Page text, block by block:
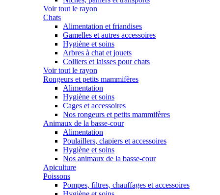
Voir tout le rayon
Chats
Alimentation et friandises
Gamelles et autres accessoires
Hygiène et soins
Arbres à chat et jouets
Colliers et laisses pour chats
Voir tout le rayon
Rongeurs et petits mammifères
Alimentation
Hygiène et soins
Cages et accessoires
Nos rongeurs et petits mammifères
Animaux de la basse-cour
Alimentation
Poulaillers, clapiers et accessoires
Hygiène et soins
Nos animaux de la basse-cour
Apiculture
Poissons
Pompes, filtres, chauffages et accessoires